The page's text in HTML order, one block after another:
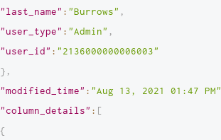
"last_name" : "Burrows" ,
"user_type" : "Admin" ,
"user_id" : "2136000000006003"
} ,
"modified_time" : "Aug 13, 2021 01:47 PM"
"column_details" : [
{